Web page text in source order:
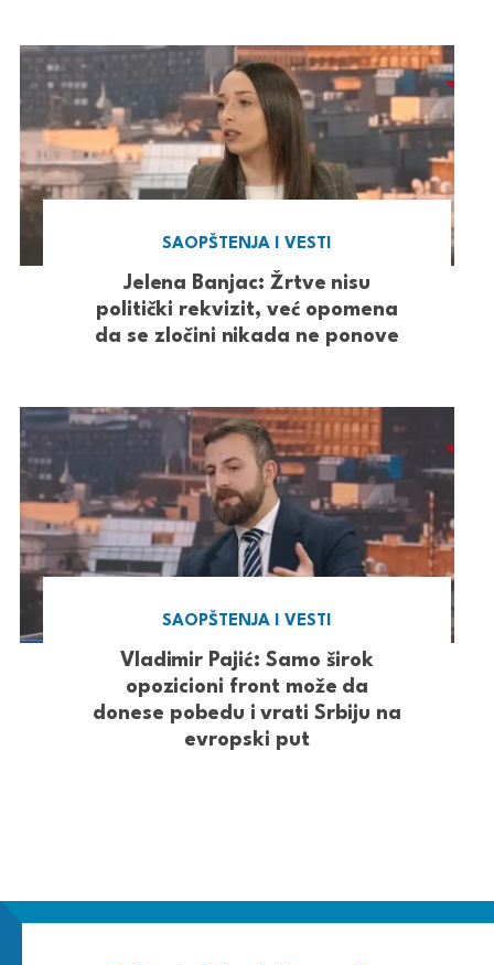
SAOPŠTENJA I VESTI
Jelena Banjac: Žrtve nisu
politički rekvizit, već opomena
da se zločini nikada ne ponove
SAOPŠTENJA I VESTI
Vladimir Pajić: Samo širok
opozicioni front može da
donese pobedu i vrati Srbiju na
evropski put